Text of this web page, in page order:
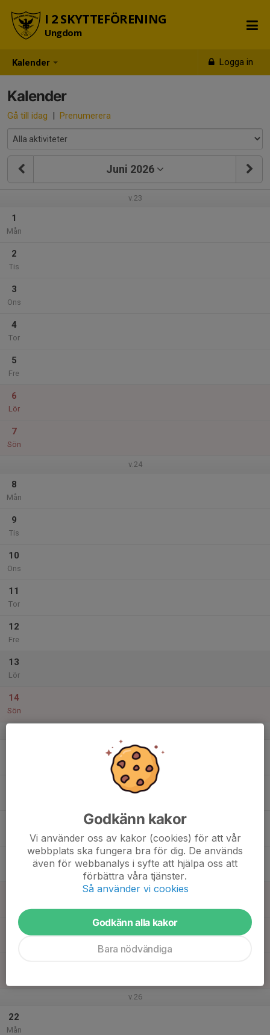
Kalender Logga in
I 2 SKYTTEFÖRENING
Ungdom
Kalender
Gå till idag | Prenumerera
Juni 2026
v.23
1
Mån
2
Tis
3
Ons
4
Tor
5
Fre
6
Lör
7
Sön
v.24
8
Mån
9
Tis
10
Ons
11
Tor
12
Fre
13
Lör
14
Sön
20
v.26
22
Mån
Godkänn kakor
Vi använder oss av kakor (cookies) för att vår
webbplats ska fungera bra för dig. De används
även för webbanalys i syfte att hjälpa oss att
förbättra våra tjänster.
Så använder vi cookies
Godkänn alla kakor
Bara nödvändiga